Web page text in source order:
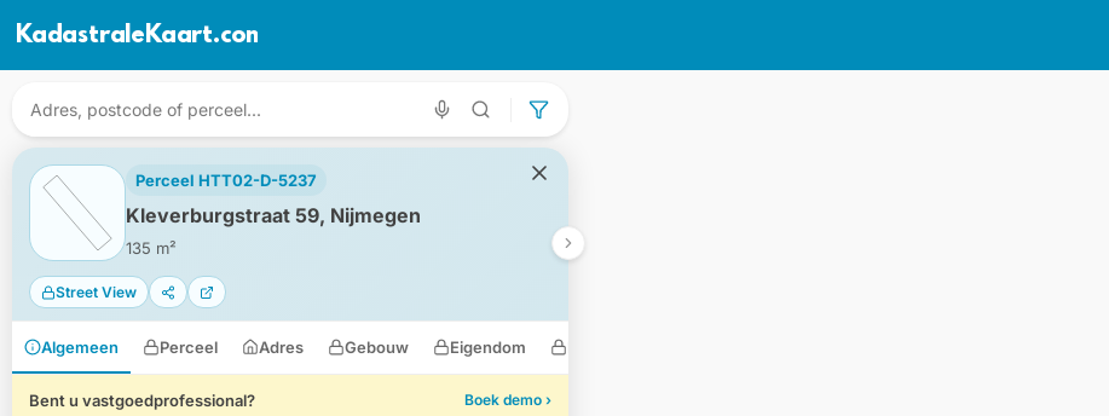
KadastraleKaart.com
Perceel HTT02-D-5237
Kleverburgstraat 59, Nijmegen
135 m²
Street View
Algemeen Perceel Adres Gebouw Eigendom
Bent u vastgoedprofessional?
Boek demo ›